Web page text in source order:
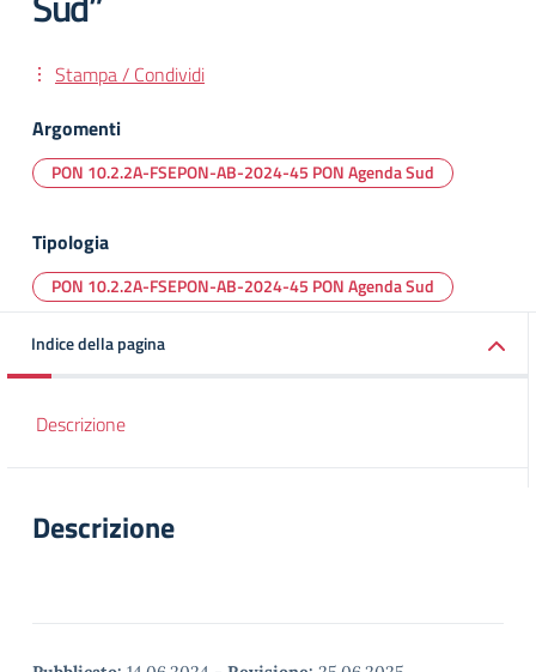
Stampa / Condividi
Argomenti
PON 10.2.2A-FSEPON-AB-2024-45 PON Agenda Sud
Tipologia
PON 10.2.2A-FSEPON-AB-2024-45 PON Agenda Sud
Indice della pagina
Descrizione
Descrizione